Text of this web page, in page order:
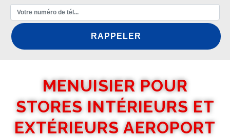
MENUISIER POUR
STORES INTÉRIEURS ET
EXTÉRIEURS AEROPORT